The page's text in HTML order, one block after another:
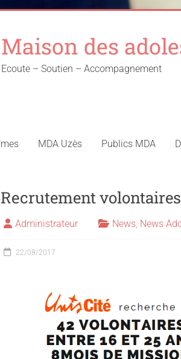
Maison des
Ecoute – Soutien – Accompagnement
MDA Uzès Publics MDA
Recrutement
Administrateur News, News
22/08/2017